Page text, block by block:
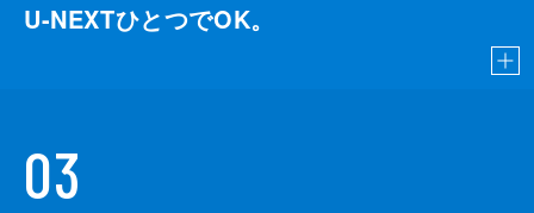
U-NEXTひとつでOK。
03